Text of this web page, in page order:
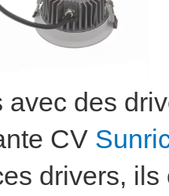
avec des
CV
drivers,